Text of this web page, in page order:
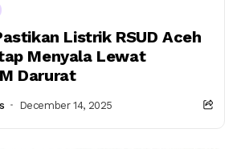
Listrik RSUD Aceh
Menyala Lewat
Darurat
December 14, 2025